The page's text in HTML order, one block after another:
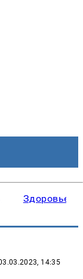
Здоровье
14:35